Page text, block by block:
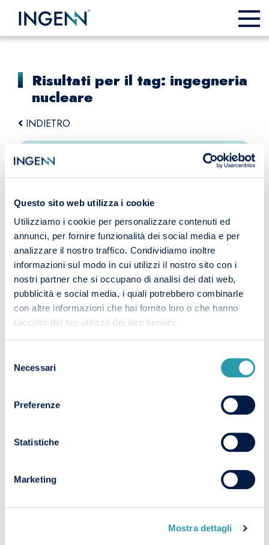
Questo sito web utilizza i cookie
Utilizziamo i cookie per personalizzare contenuti ed
annunci, per fornire funzionalità dei social media e per
analizzare il nostro traffico. Condividiamo inoltre
informazioni sul modo in cui utilizzi il nostro sito con i
nostri partner che si occupano di analisi dei dati web,
pubblicità e social media, i quali potrebbero combinarle
con altre informazioni che hai fornito loro o che hanno
raccolto dal tuo utilizzo dei loro servizi.
delNecessari
Preferenze
Statistiche
Marketing
Mostra dettagli
Risultati per il tag: ingegneria
nucleare
INDIETRO
RUOLO, COMPITI E COMPETENZE
DELL’INGEGNERE NUCLEARE
Dichiaro di aver letto e compreso